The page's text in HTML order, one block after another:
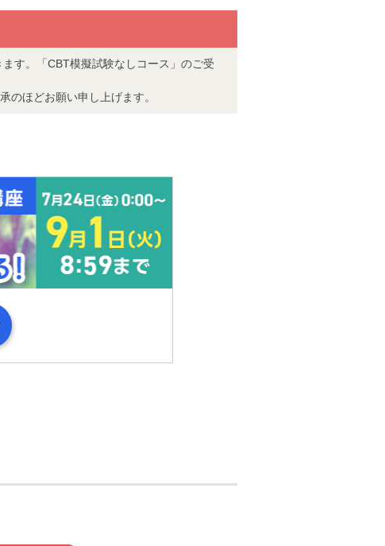
す。「CBT模擬試験なしコース」のご受
のほどお願い申し上げます。